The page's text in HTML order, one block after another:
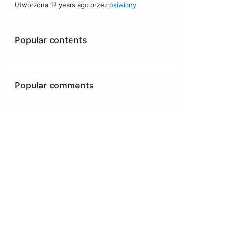
Utworzona 12 years ago przez osiwiony
Popular contents
Popular comments